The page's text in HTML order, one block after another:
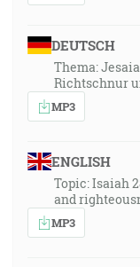
DEUTSCH
Thema:
Richtschnur
MP3
ENGLISH
Topic: Isaiah
and
MP3